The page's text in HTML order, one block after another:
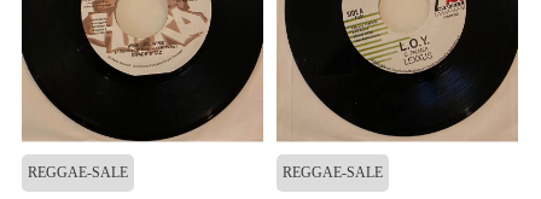
REGGAE-SALE REGGAE-SALE